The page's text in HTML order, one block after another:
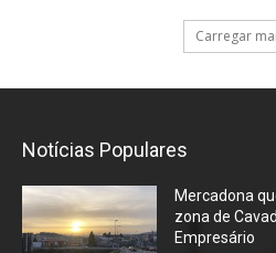
Carregar
Notícias Populares
Mercadona
zona de
Empresário